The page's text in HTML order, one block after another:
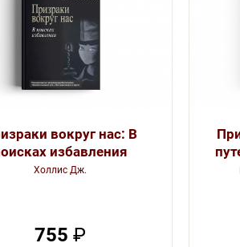
вокруг нас: В
избавления
Холлис Дж.
755 ₽